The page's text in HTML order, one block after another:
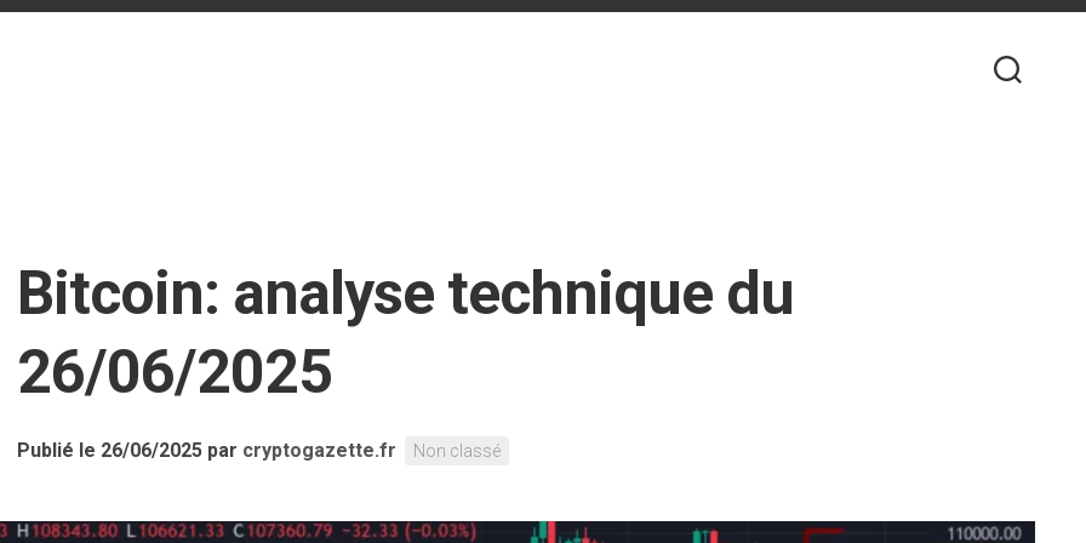
Bitcoin: analyse technique du
26/06/2025
Publié le 26/06/2025 par cryptogazette.fr Non classé